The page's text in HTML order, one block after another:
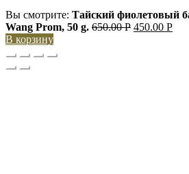
Вы смотрите: Тайский фиолетовый
Wang Prom, 50 g. 650.00Р 450.00 Р
В корзину